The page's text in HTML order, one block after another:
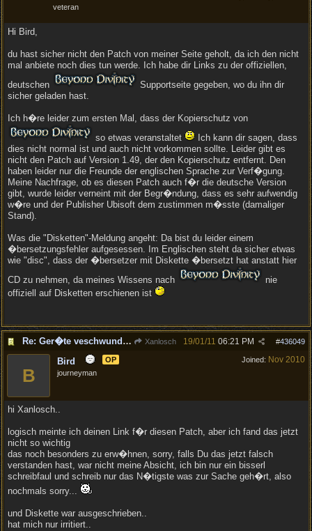
veteran
Hi Bird,
du hast sicher nicht den Patch von meiner Seite geholt, da ich den nicht
mal anbiete noch dies tun werde. Ich habe dir Links zu der offiziellen,
deutschen
Supportseite gegeben, wo du ihn dir
sicher geladen hast.
Ich h�re leider zum ersten Mal, dass der Kopierschutz von
so etwas veranstaltet
Ich kann dir sagen, dass
dies nicht normal ist und auch nicht vorkommen sollte. Leider gibt es
nicht den Patch auf Version 1.49, der den Kopierschutz entfernt. Den
haben leider nur die Freunde der englischen Sprache zur Verf�gung.
Meine Nachfrage, ob es diesen Patch auch f�r die deutsche Version
gibt, wurde leider verneint mit der Begr�ndung, dass es sehr aufwendig
w�re und der Publisher Ubisoft dem zustimmen m�sste (damaliger
Stand).
Was die "Disketten"-Meldung angeht: Da bist du leider einem
�bersetzungsfehler aufgesessen. Im Englischen steht da sicher etwas
wie "disc", dass der �bersetzer mit Diskette �bersetzt hat anstatt hier
CD zu nehmen, da meines Wissens nach
nie
offiziell auf Disketten erschienen ist
Re: Ger�te veschwunden nach Patch V.147.. Xanlosch #436049
19/01/11 06:21 PM
Joined: Nov 2010
B
Bird
OP
journeyman
hi Xanlosch..
logisch meinte ich deinen Link f�r diesen Patch, aber ich fand das jetzt
nicht so wichtig
das noch besonders zu erw�hnen, sorry, falls Du das jetzt falsch
verstanden hast, war nicht meine Absicht, ich bin nur ein bisserl
schreibfaul und schreib nur das N�tigste was zur Sache geh�rt, also
nochmals sorry...
und Diskette war ausgeschrieben..
hat mich nur irritiert..